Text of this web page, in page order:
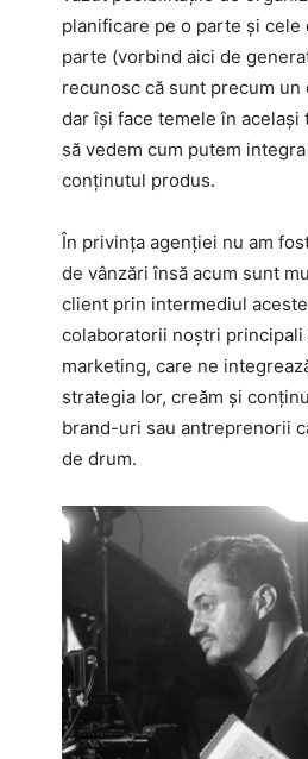
planificare pe o parte și cele
parte (vorbind aici de
recunosc că sunt precum un
dar își face temele în același
să vedem cum putem
conținutul produs.
În privința agenției nu am
de vânzări însă acum sunt
client prin intermediul
colaboratorii noștri
marketing, care ne
strategia lor, creăm și
brand-uri sau antreprenorii
de drum.